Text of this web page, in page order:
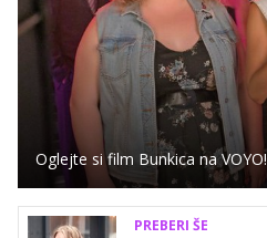
Oglejte si film Bunkica na VOYO!
PREBERI ŠE